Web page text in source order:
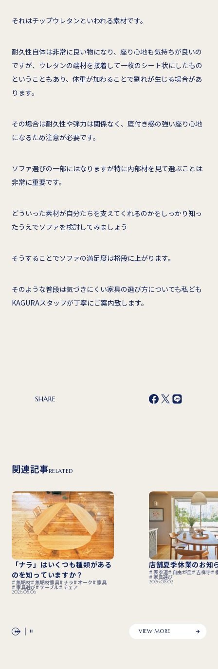
それはチップウレタンといわれる素材です。
耐久性自体は非常に良い物になり、座り心地も気持ちが良いの
ですが、ウレタンの端材を接着して一枚のシート状にしたもの
ということもあり、体重が加わることで割れが生じる場合があ
ります。
その場合は耐久性や弾力は関係なく、底付き感の強い座り心地
になるため注意が必要です。
ソファ選びの一部にはなりますが特に内部材を見て選ぶことは
非常に重要です。
どういった素材が自分たちを支えてくれるのかをしっかり知っ
たうえでソファを検討してみましょう
そうすることでソファの満足度は格段に上がります。
そのような普段は気づきにくい家具の選び方についても私ども
KAGURAスタッフが丁寧にご案内致します。
SHARE
関連記事RELATED
店舗夏季休業のお知らせ
表参道 自由が丘 吉祥寺 横浜元町
家具選び
2026.08.02
「木組み製作」で無
強度はさらに高まる
無垢材 無垢材家具
VIEW MORE